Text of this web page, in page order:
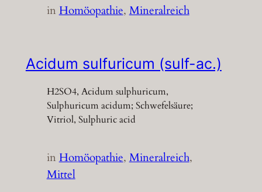
inHomöopathie, Mineralreich
Acidum sulfuricum (sulf-ac.)
H2SO4, Acidum sulphuricum,
Sulphuricum acidum; Schwefelsäure;
Vitriol, Sulphuric acid
inHomöopathie, Mineralreich
Mittel